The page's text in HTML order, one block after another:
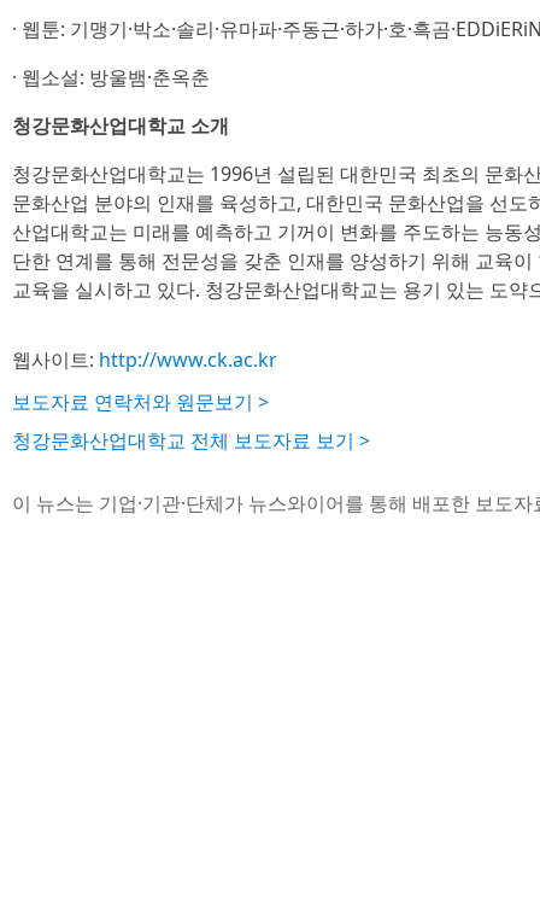
· 웹툰: 기맹기·박소·솔리·유마파·주동근·하가·호·흑곰
· 웹소설: 방울뱀·춘옥춘
청강문화산업대학교 소개
청강문화산업대학교는 1996년 설립된 대한민국 최초의 문화
문화산업 분야의 인재를 육성하고, 대한민국 문화산업을 선
산업대학교는 미래를 예측하고 기꺼이 변화를 주도하는 능동
단한 연계를 통해 전문성을 갖춘 인재를 양성하기 위해 교육
교육을 실시하고 있다. 청강문화산업대학교는 용기 있는 도약
웹사이트: http://www.ck.ac.kr
보도자료 연락처와 원문보기 >
청강문화산업대학교 전체 보도자료 보기 >
이 뉴스는 기업·기관·단체가 뉴스와이어를 통해 배포한 보도